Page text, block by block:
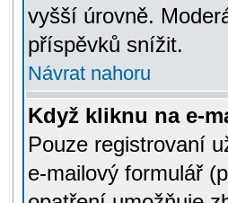
vyšší úrovně.
příspěvků snížit.
Návrat nahoru
Když kliknu na e-
Pouze registrovaní
e-mailový formulář